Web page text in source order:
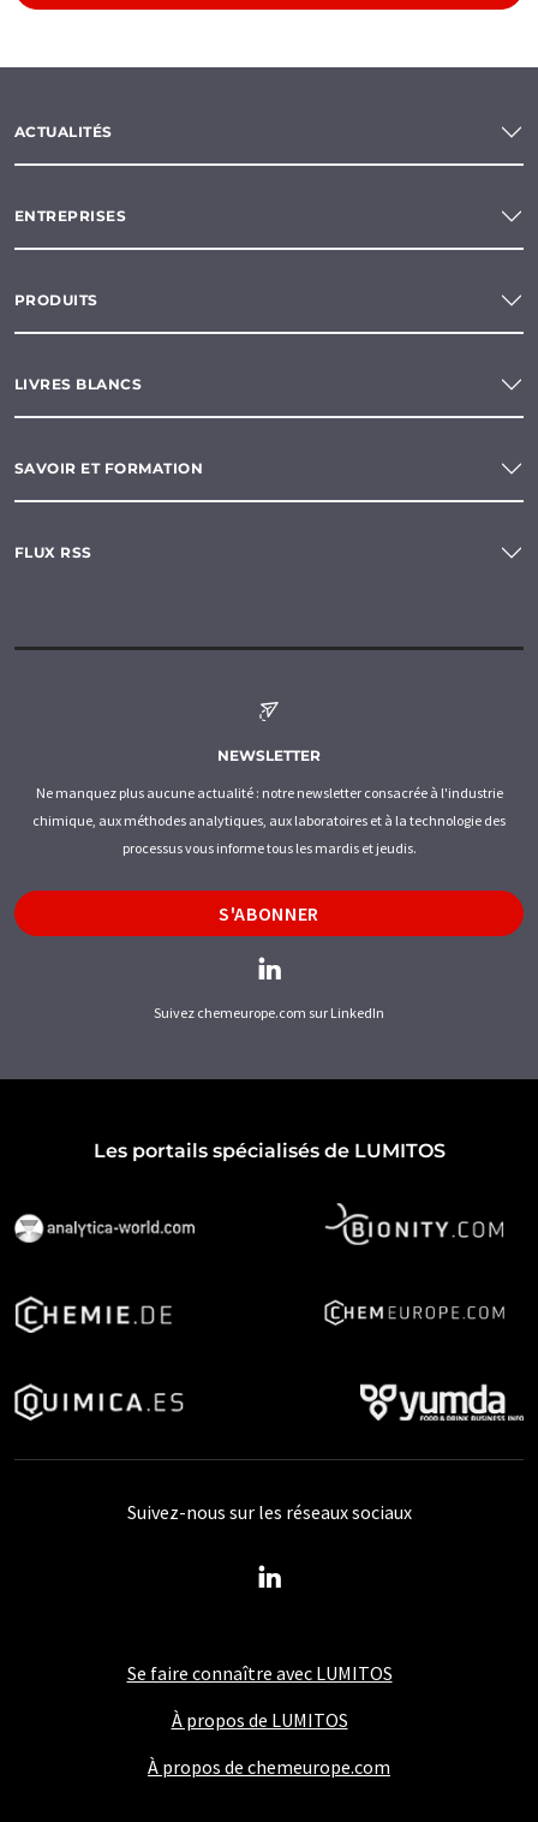
ACTUALITÉS
ENTREPRISES
PRODUITS
LIVRES BLANCS
SAVOIR ET FORMATION
FLUX RSS
NEWSLETTER
Ne manquez plus aucune actualité : notre newsletter consacrée à l'industrie
chimique, aux méthodes analytiques, aux laboratoires et à la technologie des
processus vous informe tous les mardis et jeudis.
S'ABONNER
Suivez chemeurope.com sur LinkedIn
Les portails spécialisés de LUMITOS
Se faire connaître avec LUMITOS
À propos de LUMITOS
À propos de chemeurope.com
Suivez-nous sur les réseaux sociaux